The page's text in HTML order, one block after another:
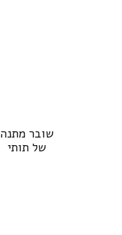
שובר מתנה
של תותי